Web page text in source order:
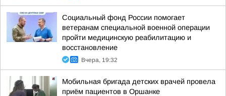
Социальный фонд России помогает
ветеранам специальной военной операции
пройти медицинскую реабилитацию и
восстановление
Вчера, 19:32
Мобильная бригада детских врачей провела
приём пациентов в Оршанке